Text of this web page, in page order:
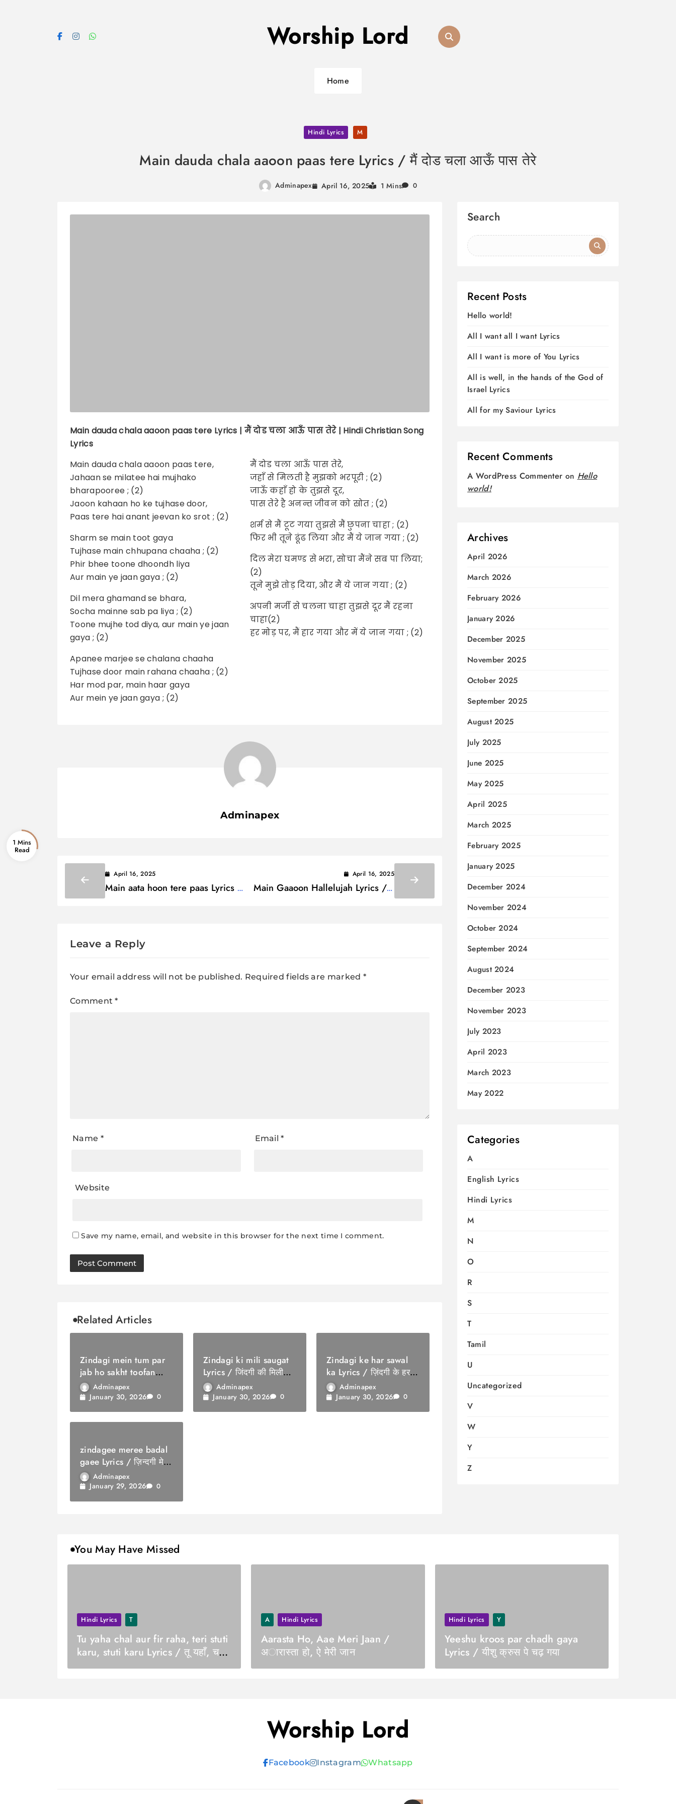
Worship Lord
Home
Hindi Lyrics M
Main dauda chala aaoon paas tere Lyrics / मैं दोड चला आऊँ पास तेरे
Adminapex April 16, 2025 1 Mins 0
Main dauda chala aaoon paas tere Lyrics | मैं दोड चला आऊँ पास तेरे | Hindi Christian Song
Lyrics
Main dauda chala aaoon paas tere,
Jahaan se milatee hai mujhako
bharapooree ; (2)
Jaoon kahaan ho ke tujhase door,
Paas tere hai anant jeevan ko srot ; (2)
Sharm se main toot gaya
Tujhase main chhupana chaaha ; (2)
Phir bhee toone dhoondh liya
Aur main ye jaan gaya ; (2)
Dil mera ghamand se bhara,
Socha mainne sab pa liya ; (2)
Toone mujhe tod diya, aur main ye jaan
gaya ; (2)
Apanee marjee se chalana chaaha
Tujhase door main rahana chaaha ; (2)
Har mod par, main haar gaya
Aur mein ye jaan gaya ; (2)
मैं दोड चला आऊँ पास तेरे,
जहाँ से मिलती है मुझको भरपूरी ; (2)
जाऊँ कहाँ हो के तुझसे दूर,
पास तेरे है अनन्त जीवन को स्रोत ; (2)
शर्म से मैं टूट गया तुझसे मैं छुपना चाहा ; (2)
फिर भी तूने ढूंढ लिया और मैं ये जान गया ; (2)
दिल मेरा घमण्ड से भरा, सोचा मैंने सब पा लिया;
(2)
तूने मुझे तोड़ दिया, और मैं ये जान गया ; (2)
अपनी मर्जी से चलना चाहा तुझसे दूर मैं रहना
चाहा(2)
हर मोड़ पर, मैं हार गया और में ये जान गया ; (2)
Adminapex
April 16, 2025
Main aata hoon tere paas Lyrics /
April 16, 2025
Main Gaaoon Hallelujah Lyrics / मैं
गाऊँ हॅलेल्यूयिया
Leave a Reply
Your email address will not be published. Required fields are marked *
Comment*
Name * Email*
Website
Save my name, email, and website in this browser for the next time I comment.
Related Articles
Zindagi mein tum par
jab ho sakht toofan
Lyrics / ज़िंदगी में तुम पर
जब हो सख्त तूफ़ान
Adminapex
January 30, 2026
0
Zindagi ki mili saugat
Lyrics / जिंदगी की मिली
सौगातAdminapex
January 30, 2026
0
Zindagi ke har sawal
ka Lyrics / ज़िंदगी के हर
सवाल का
Adminapex
January 30, 2026
0
zindagee meree badal
gaee Lyrics / ज़िन्दगी मेरी
बदल गईAdminapex
January 29, 2026
0
1 Mins
Search
Recent Posts
Hello world!
All I want all I want Lyrics
All I want is more of You Lyrics
All is well, in the hands of the God of
Israel Lyrics
All for my Saviour Lyrics
Recent Comments
A WordPress Commenter on Hello
world!
Archives
April 2026
March 2026
February 2026
January 2026
December 2025
November 2025
October 2025
September 2025
August 2025
July 2025
June 2025
May 2025
April 2025
March 2025
February 2025
January 2025
December 2024
November 2024
October 2024
September 2024
August 2024
December 2023
November 2023
July 2023
April 2023
March 2023
May 2022
Categories
A
English Lyrics
Hindi Lyrics
M
N
O
R
S
T
Tamil
U
Uncategorized
V
W
Y
Z
You May Have Missed
Hindi Lyrics T
Tu yaha chal aur fir raha, teri stuti
karu, stuti karu Lyrics / तू यहाँ, चल
और फिर रहा, तेरी स्तुति करूँ, स्तुति करूँ
A Hindi Lyrics
Aarasta Ho, Aae Meri Jaan /
अारास्ता हो, ऐ मेरी जान
Hindi Lyrics Y
Yeeshu kroos par chadh gaya
Lyrics / यीशु क्रुस पे चढ़ गया
Worship Lord
Facebook Instagram Whatsapp